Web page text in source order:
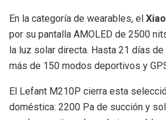
En la categoría de wearables, el
por su pantalla AMOLED de 2500
la luz solar directa. Hasta 21 días
más de 150 modos deportivos y
El Lefant M210P cierra esta
doméstica: 2200 Pa de succión y